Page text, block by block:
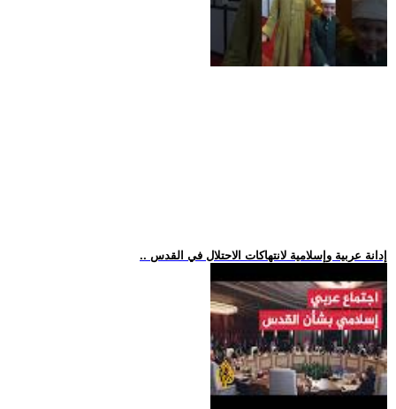
.. إدانة عربية وإسلامية لانتهاكات الاحتلال في القدس